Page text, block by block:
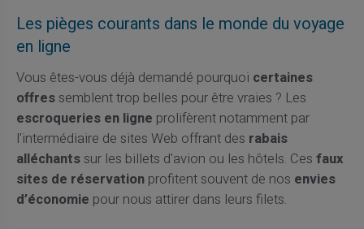
Les pièges courants dans le monde du voyage
en ligne
Vous êtes-vous déjà demandé pourquoi certaines
offressemblent trop belles pour être vraies ? Les
escroqueries en ligne prolifèrent notamment par
l'intermédiaire de sites Web offrant des rabais
alléchantssur les billets d'avion ou les hôtels. Ces faux
sites de réservationprofitent souvent de nos envies
d’économie pour nous attirer dans leurs filets.